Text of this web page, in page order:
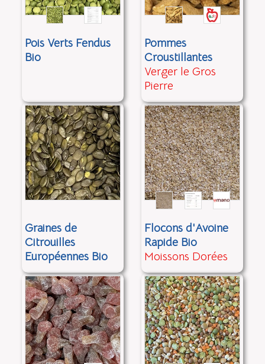
Pois Verts Fendus
Bio
Pommes
Croustillantes
Verger le Gros
Pierre
Graines de
Citrouilles
Européennes Bio
Flocons d'Avoine
Rapide Bio
Moissons Dorées